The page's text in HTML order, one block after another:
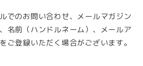
でのお問い合わせ、メールマガジン
名前（ハンドルネーム）、メールア
ご登録いただく場合がございます。